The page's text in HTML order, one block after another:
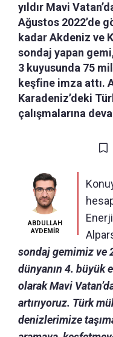
yıldır Mavi
Ağustos 2022’de
kadar Akdeniz ve
sondaj yapan
3 kuyusunda 75
keşfine imza attı.
Karadeniz’deki
çalışmalarına
ABDULLAH
AYDEMİR
sondaj gemimiz ve
dünyanın 4. büyük
olarak Mavi
artırıyoruz. Türk
denizlerimize